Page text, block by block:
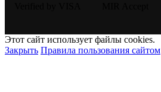
Этот сайт использует файлы cookies.
Закрыть Правила пользования сайтом